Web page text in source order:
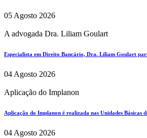
05 Agosto 2026
A advogada Dra. Liliam Goulart
Especialista em Direito Bancário, Dra. Liliam Goulart
04 Agosto 2026
Aplicação do Implanon
Aplicação do Implanon é realizada nas Unidades Básicas
04 Agosto 2026